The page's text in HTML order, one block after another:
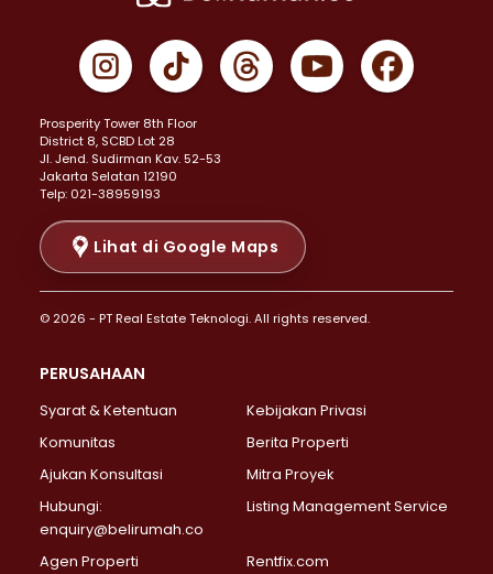
Properti Dijual di Gambir >
Properti Dijual di Johar Baru >
Properti Dijual di Menteng >
Properti Dijual di Senen >
Properti Dijual di Tanah Abang >
Properti Dijual di Cikini >
Properti Dijual di Kramat >
Properti Dijual di Pasar Baru >
Properti Dijual di Bendungan Hilir >
Properti Dijual di Jakarta Selatan >
Properti Dijual di Lebak Bulus >
Properti Dijual di Gandaria Selatan >
Properti Dijual di Pondok Labu >
Properti Dijual di Lenteng Agung >
Properti Dijual di Senayan >
Properti Dijual di Pondok Pinang >
Prosperity Tower 8th Floor
District 8, SCBD Lot 28
JI. Jend. Sudirman Kav. 52-53
Jakarta Selatan 12190
Telp: 021-38959193
Lihat di Google Maps
© 2026 - PT Real Estate Teknologi. All rights reserved.
PERUSAHAAN
Syarat & Ketentuan
Kebijakan Privasi
Komunitas
Berita Properti
Ajukan Konsultasi
Mitra Proyek
Hubungi:
enquiry@belirumah.co
Listing Management Service
Agen Properti Rentfix.com